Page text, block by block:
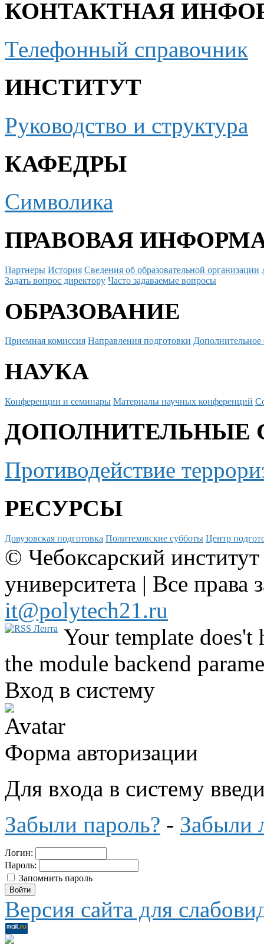
КОНТАКТНАЯ
Телефонный справочник
ИНСТИТУТ
Руководство и структура
КАФЕДРЫ
Символика
ПРАВОВАЯ
Партнеры История Сведения об образовательной организации
Задать вопрос директору Часто задаваемые вопросы
ОБРАЗОВАНИЕ
Приемная комиссия Направления подготовки Дополнительное
НАУКА
Конференции и семинары Материалы научных конференций
ДОПОЛНИТЕЛЬНЫЕ
Противодействие
РЕСУРСЫ
Довузовская подготовка Политеховские субботы Центр
© Чебоксарский
университета | Все
it@polytech21.ru
Your template
the module backend
Вход в систему
Форма авторизации
Для входа в систему
Забыли пароль? - Забыли
Логин:
Пароль:
Запомнить пароль
Версия сайта для